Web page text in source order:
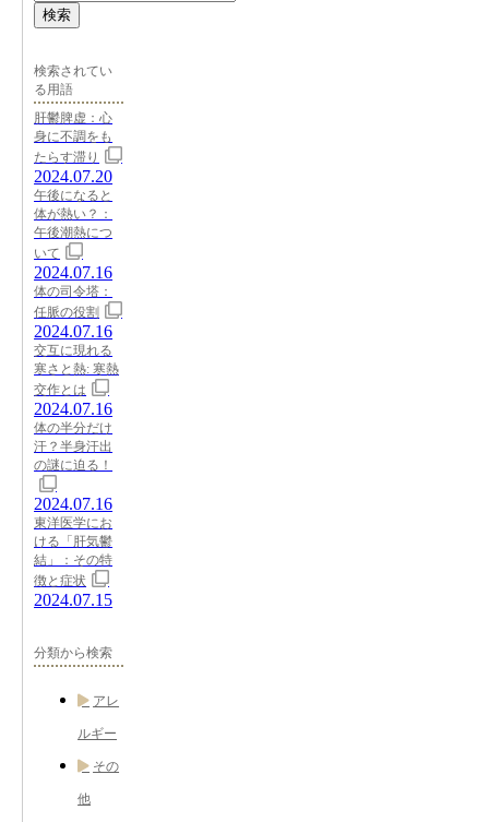
検索
検索されてい
る用語
肝鬱脾虚：心
身に不調をも
たらす滞り
2024.07.20
午後になると
体が熱い？：
午後潮熱につ
いて
2024.07.16
体の司令塔：
任脈の役割
2024.07.16
交互に現れる
寒さと熱: 寒熱
交作とは
2024.07.16
体の半分だけ
汗？半身汗出
の謎に迫る！
2024.07.16
東洋医学にお
ける「肝気鬱
結」：その特
徴と症状
2024.07.15
分類から検索
アレ
ルギー
その
他